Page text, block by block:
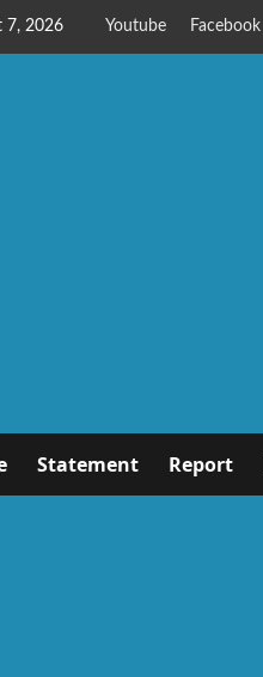
7, 2026 Youtube Facebook
Statement Report